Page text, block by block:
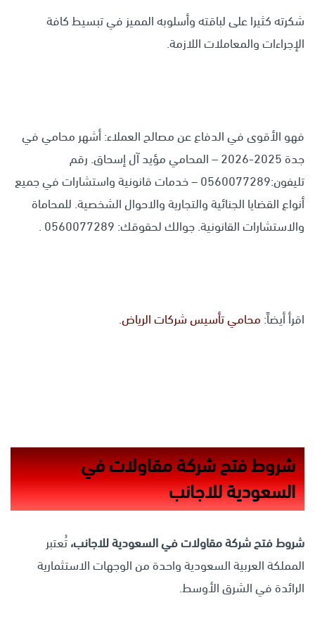
شكرته كثيرا على لباقته وأسلوبه المميز في تبسيط كافة
الإجراءات والمعاملات اللازمة.
فهو الأقوى في الدفاع عن مصالح العملاء: أشهر محامي في
جدة 2025-2026 – المحامي مؤيد آل إسحاق. رقم
تليفون:0560077289 – خدمات قانونية واستشارات في جميع
أنواع القضايا الجنائية والتجارية والاحوال الشخصية. للمحاماة
والاستشارات القانونية. جوالك لحقوقك: 0560077289 .
اقرأ أيضاً: محامي تأسيس شركات الرياض.
شروط فتح شركة مقاولات في
السعودية للاجانب
شروط فتح شركة مقاولات في السعودية للاجانب،تُعتبر
المملكة العربية السعودية واحدة من الوجهات الاستثمارية
الرائدة في الشرق الأوسط.